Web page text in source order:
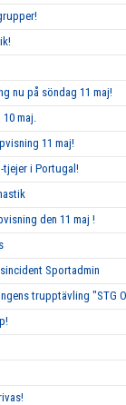
nu på söndag 11 maj!
10 maj.
11 maj!
tjejer i Portugal!
den 11 maj !
Sportadmin
trupptävling "STG